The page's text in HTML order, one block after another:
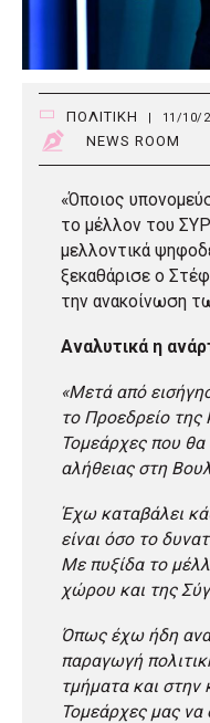
ΠΟΛΙΤΙΚΗ | 11/10/
NEWS ROOM
«Όποιος
το μέλλον του
μελλοντικά
ξεκαθάρισε ο
την ανακοίνωση
Αναλυτικά η
«Μετά από
το Προεδρείο
Τομεάρχες που θα
αλήθειας στη
Έχω καταβάλει
είναι όσο το
Με πυξίδα το
χώρου και της
Όπως έχω ήδη
παραγωγή
τμήματα και στην
Τομεάρχες μας να